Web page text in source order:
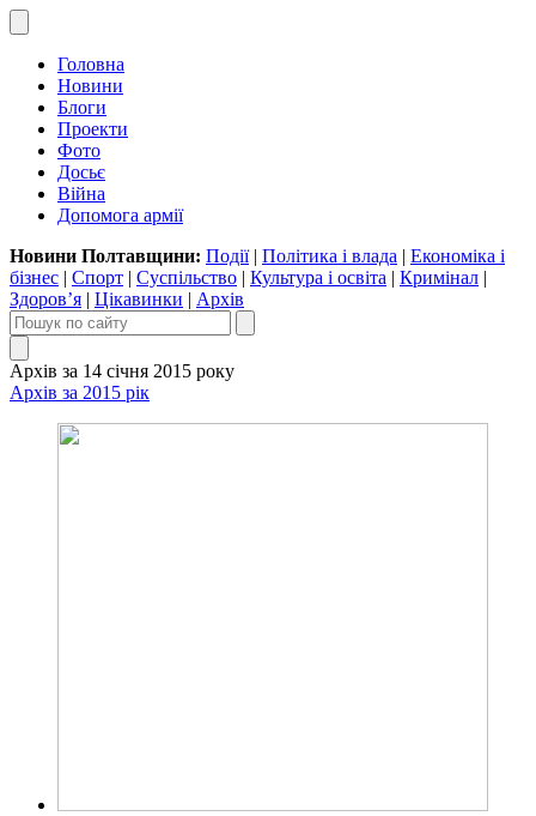
Головна
Новини
Блоги
Проекти
Фото
Досьє
Війна
Допомога армії
Новини Полтавщини: Події| Політика і влада | Економіка і
бізнес | Спорт | Суспільство | Культура і освіта | Кримінал |
Здоров’я | Цікавинки | Архів
Архів за 14 січня 2015 року
Архів за 2015 рік